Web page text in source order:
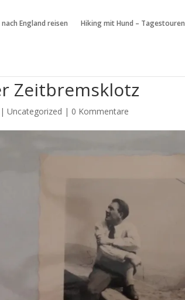
England reisen Hiking mit Hund – Tagestouren
Zeitbremsklotz
|Uncategorized | 0 Kommentare